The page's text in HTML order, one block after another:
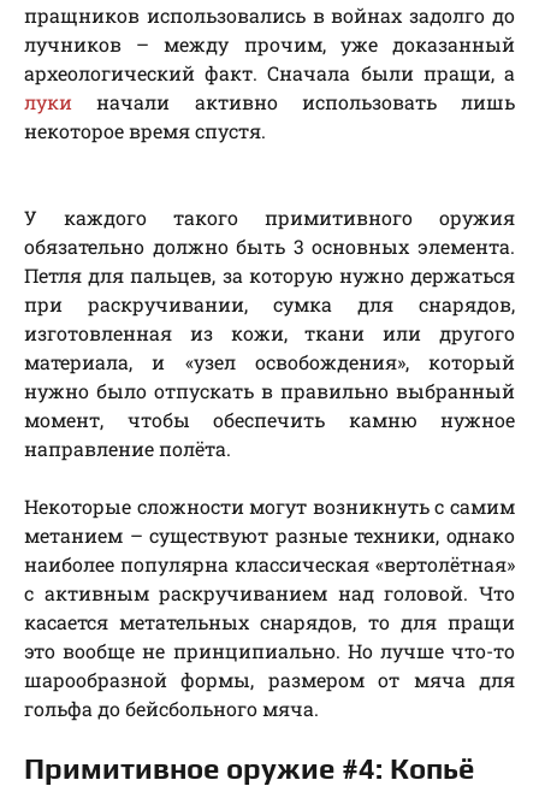
пращников использовались в войнах задолго до
лучников – между прочим, уже доказанный
археологический факт. Сначала были пращи, а
луки начали активно использовать лишь
некоторое время спустя.
У каждого такого примитивного оружия
обязательно должно быть 3 основных элемента.
Петля для пальцев, за которую нужно держаться
при раскручивании, сумка для снарядов,
изготовленная из кожи, ткани или другого
материала, и «узел освобождения», который
нужно было отпускать в правильно выбранный
момент, чтобы обеспечить камню нужное
направление полёта.
Некоторые сложности могут возникнуть с самим
метанием – существуют разные техники, однако
наиболее популярна классическая «вертолётная»
с активным раскручиванием над головой. Что
касается метательных снарядов, то для пращи
это вообще не принципиально. Но лучше что-то
шарообразной формы, размером от мяча для
гольфа до бейсбольного мяча.
Примитивное оружие #4: Копьё